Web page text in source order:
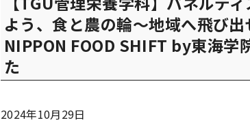
よう、食と農の輪～地域へ飛び出
NIPPON FOOD SHIFT by東海
た
2024年10月29日